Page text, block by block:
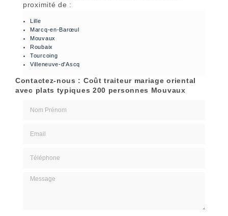
proximité de :
Lille
Marcq-en-Barœul
Mouvaux
Roubaix
Tourcoing
Villeneuve-d'Ascq
Contactez-nous : Coût traiteur mariage oriental
avec plats typiques 200 personnes Mouvaux
Message